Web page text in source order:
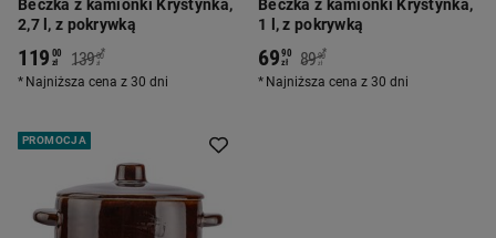
Beczka z kamionki Krystynka,
2,7 l, z pokrywką
119 00
zł 139 00
zł
*
Najniższa cena z 30 dni
Beczka z kamionki Krystynka,
1 l, z pokrywką
6990
zł 89 90
zł
*
Najniższa cena z 30 dni
PROMOCJA